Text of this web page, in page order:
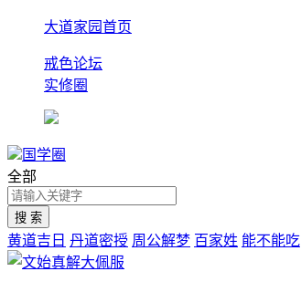
大道家园首页
戒色论坛
实修圈
国学圈
全部
黄道吉日 丹道密授 周公解梦 百家姓 能不能吃